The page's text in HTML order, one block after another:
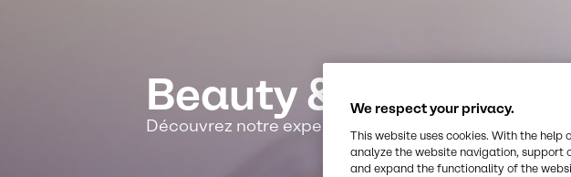
Beauty & Personal
Découvrez notre expertise spécialisée, notre
We respect your privacy.
This website uses cookies. With the
analyze the website navigation, support
and expand the functionality of the